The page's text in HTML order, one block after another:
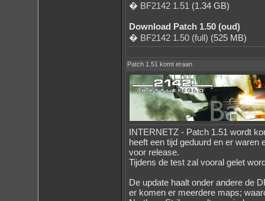
� BF2142 1.51 (1.34 GB)
Download Patch 1.50 (oud)
� BF2142 1.50 (full) (525 MB)
Patch 1.51 komt eraan
INTERNETZ - Patch 1.51 wordt
heeft een tijd geduurd en er waren
voor release.
Tijdens de test zal vooral gelet
De update haalt onder andere de
er komen er meerdere maps;